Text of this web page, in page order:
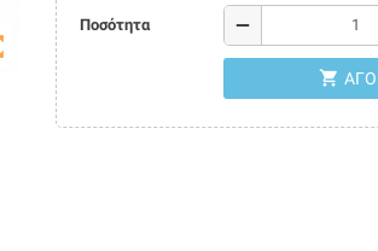
Ποσότητα remove
shopping_cart